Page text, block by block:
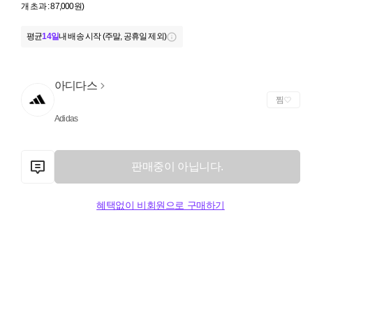
개 초과 : 87,000원)
평균14일내 배송 시작 (주말, 공휴일 제외)
아디다스
Adidas
찜
판매중이 아닙니다.
혜택없이 비회원으로 구매하기